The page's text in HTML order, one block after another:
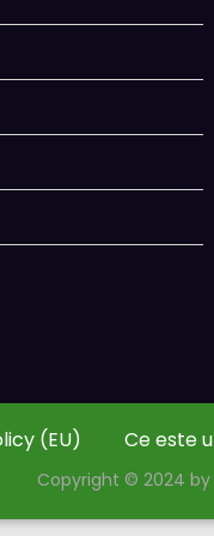
(EU) Ce este
Copyright © 2024 by